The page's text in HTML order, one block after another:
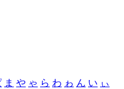
ま や ゃ ら わ ゎ ん い ぃ